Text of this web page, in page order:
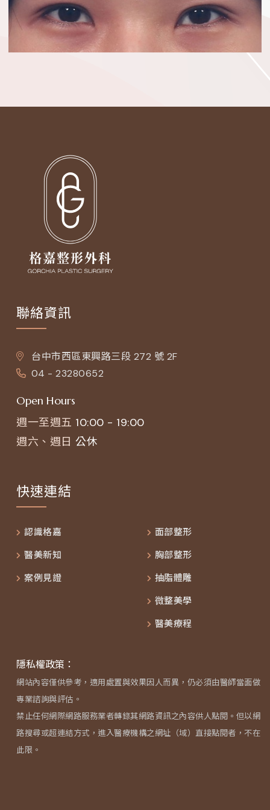
聯絡資訊
台中市西區東興路三段 272 號 2F
04 - 23280652
Open Hours
週一至週五 10:00 - 19:00
週六、週日 公休
快速連結
認識格嘉
醫美新知
案例見證
面部整形
胸部整形
抽脂體雕
微整美學
醫美療程
隱私權政策：
網站內容僅供參考，適用處置與效果因人而異，仍必須由醫師當面做
專業諮詢與評估。
禁止任何網際網路服務業者轉錄其網路資訊之內容供人點閱。但以網
路搜尋或超連結方式，進入醫療機構之網址（域）直接點閱者，不在
此限。